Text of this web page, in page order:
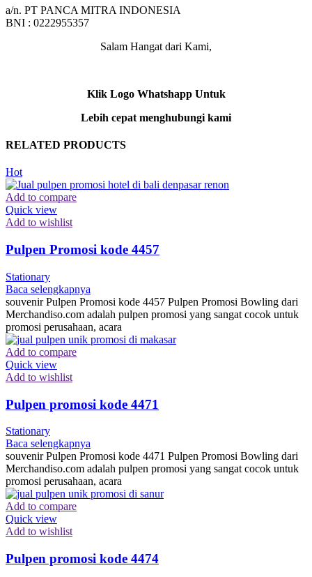
a/n. PT PANCA MITRA INDONESIA
BNI : 0222955357
Salam Hangat dari Kami,
Klik Logo Whatshapp Untuk
Lebih cepat menghubungi kami
RELATED PRODUCTS
Hot
Add to compare
Quick view
Add to wishlist
Pulpen Promosi kode 4457
Stationary
Baca selengkapnya
souvenir Pulpen Promosi kode 4457 Pulpen Promosi Bowling dari
Merchandiso.com adalah pulpen promosi yang sangat cocok untuk
promosi perusahaan, acara
Add to compare
Quick view
Add to wishlist
Pulpen promosi kode 4471
Stationary
Baca selengkapnya
souvenir Pulpen Promosi kode 4471 Pulpen Promosi Bowling dari
Merchandiso.com adalah pulpen promosi yang sangat cocok untuk
promosi perusahaan, acara
Add to compare
Quick view
Add to wishlist
Pulpen promosi kode 4474